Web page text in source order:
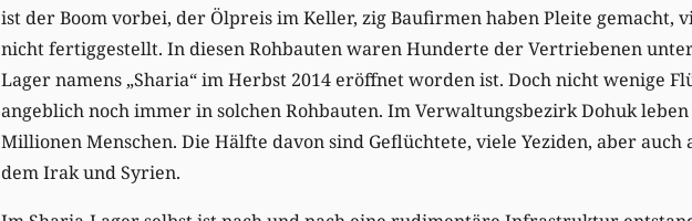
ist der Boom vorbei, der Ölpreis im Keller, zig Baufirmen haben Pleite gemacht,
nicht fertiggestellt. In diesen Rohbauten waren Hunderte der Vertriebenen
Lager namens „Sharia“ im Herbst 2014 eröffnet worden ist. Doch nicht wenige
angeblich noch immer in solchen Rohbauten. Im Verwaltungsbezirk Dohuk
Millionen Menschen. Die Hälfte davon sind Geflüchtete, viele Yeziden, aber auch
dem Irak und Syrien.